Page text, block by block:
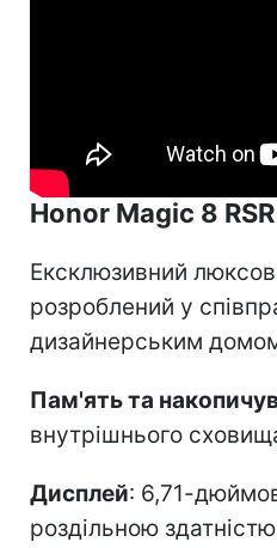
Honor Magic 8
Ексклюзивний
розроблений у
дизайнерським
Пам'ять та
внутрішнього
Дисплей: 6,71-
роздільною